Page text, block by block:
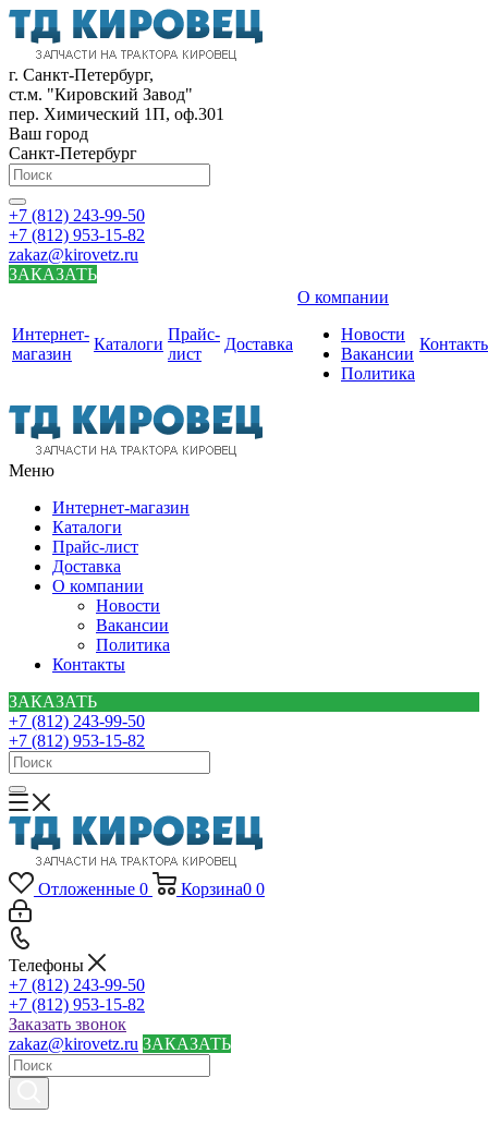
г. Санкт-Петербург,
ст.м. "Кировский Завод"
пер. Химический 1П, оф.301
Ваш город
Санкт-Петербург
+7 (812) 243-99-50
+7 (812) 953-15-82
zakaz@kirovetz.ru
ЗАКАЗАТЬ
Интернет-
магазин
Каталоги
Прайс-
лист
Доставка
О компании
Новости
Вакансии
Политика
Меню
Интернет-магазин
Каталоги
Прайс-лист
Доставка
О компании
Новости
Вакансии
Политика
Контакты
ЗАКАЗАТЬ
+7 (812) 243-99-50
+7 (812) 953-15-82
Отложенные 0 Корзина0 0
Телефоны
+7 (812) 243-99-50
+7 (812) 953-15-82
Заказать звонок
zakaz@kirovetz.ru ЗАКАЗАТЬ